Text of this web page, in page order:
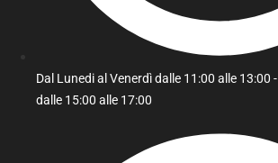
Dal Lunedi al Venerdì dalle 11:00 alle 13:00 -
dalle 15:00 alle 17:00